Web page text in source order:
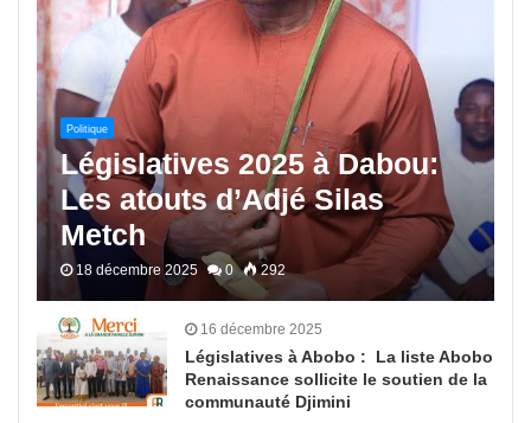
Politique
Législatives 2025 à Dabou:
Les atouts d’Adjé Silas
Metch
18 décembre 2025 0 292
16 décembre 2025
Législatives à Abobo : La liste Abobo
Renaissance sollicite le soutien de la
communauté Djimini